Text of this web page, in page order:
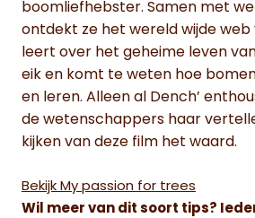
boomliefhebster. Samen met
ontdekt ze het wereld wijde web
leert over het geheime leven
eik en komt te weten hoe
en leren. Alleen al Dench’
de wetenschappers haar
kijken van deze film het waard.
Bekijk My passion for trees
Wil meer van dit soort tips?